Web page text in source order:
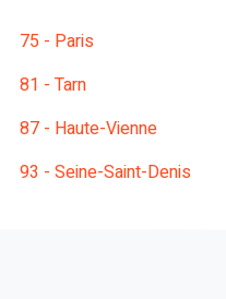
75 - Paris
81 - Tarn
87 - Haute-Vienne
93 - Seine-Saint-Denis